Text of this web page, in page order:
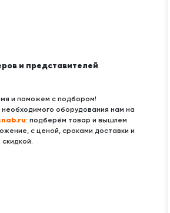
и представителей
и поможем с подбором!
оборудования нам на
: подберём товар и вышлем
с ценой, сроками доставки и